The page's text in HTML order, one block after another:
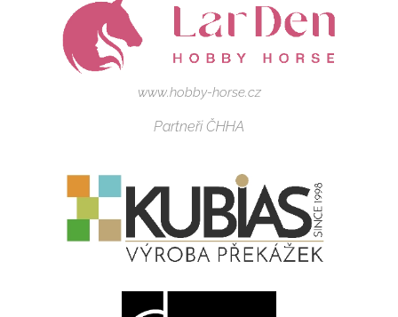
www.hobby-horse.cz
Partneři ČHHA